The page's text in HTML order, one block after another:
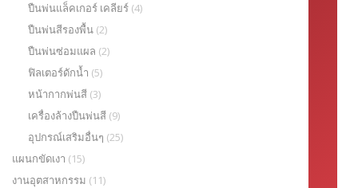
ปืนพ่นแล็คเกอร์ เคลียร์ (4)
ปืนพ่นสีรองพื้น (2)
ปืนพ่นซ่อมแผล (2)
ฟิลเตอร์ดักน้ำ (5)
หน้ากากพ่นสี (3)
เครื่องล้างปืนพ่นสี (9)
อุปกรณ์เสริมอื่นๆ (25)
แผนกขัดเงา (15)
งานอุตสาหกรรม (11)